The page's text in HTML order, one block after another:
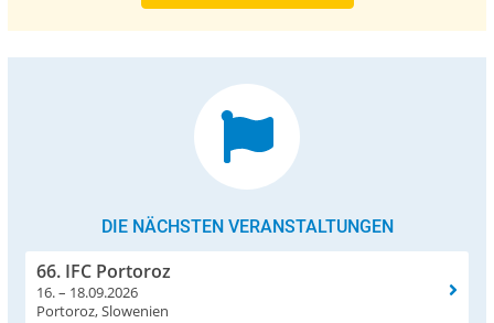
DIE NÄCHSTEN VERANSTALTUNGEN
66. IFC Portoroz
16. – 18.09.2026
Portoroz, Slowenien